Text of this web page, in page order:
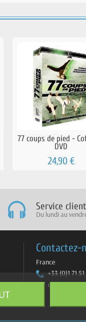
77 coups de pied -
DVD
24,90 €
Service
Du lundi au
Contactez-
France
+33 (0)1 71